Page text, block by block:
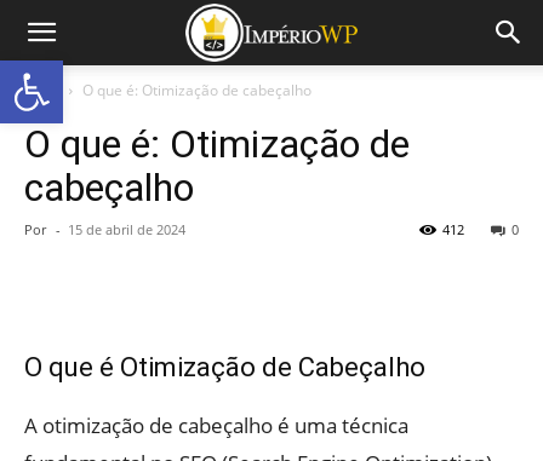
Início O que é: Otimização de cabeçalho
O que é: Otimização de
cabeçalho
Por - 15 de abril de 2024 0
412
O que é Otimização de Cabeçalho
A otimização de cabeçalho é uma técnica
Abrir a barra de ferramentas